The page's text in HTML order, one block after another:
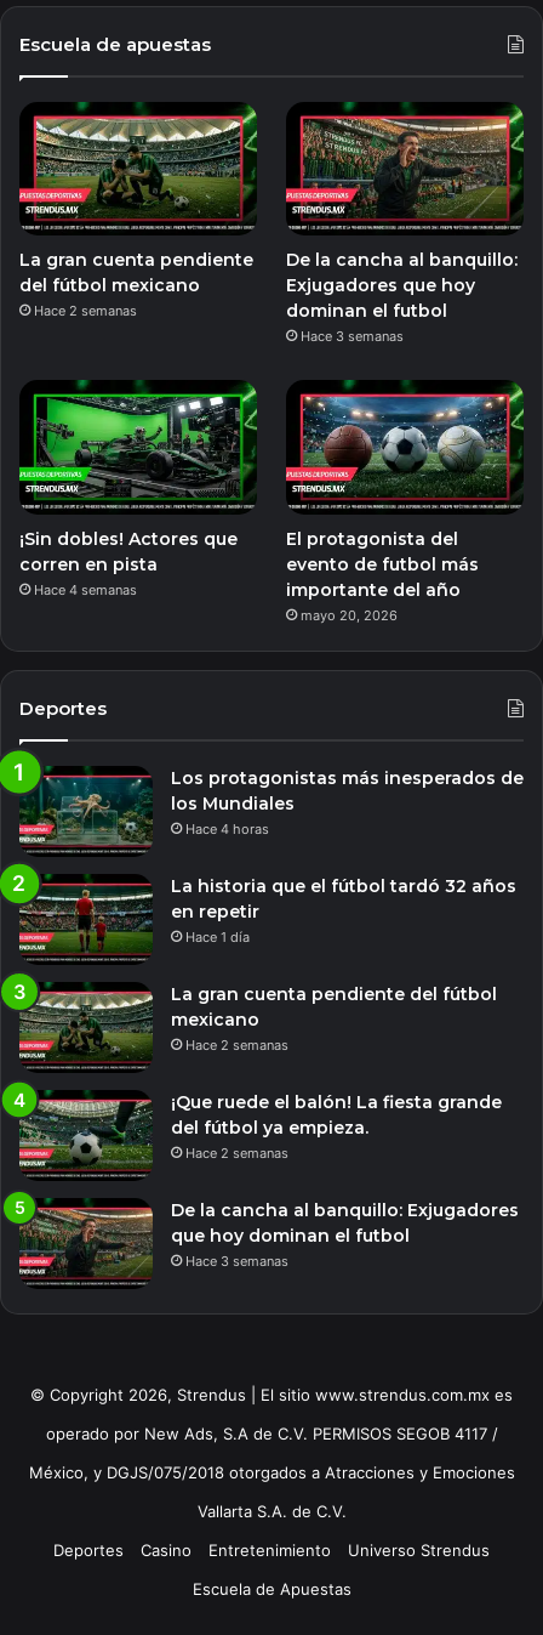
Escuela de apuestas
La gran cuenta pendiente
del fútbol mexicano
Hace 2 semanas
De la cancha al banquillo:
Exjugadores que hoy
dominan el futbol
Hace 3 semanas
¡Sin dobles! Actores que
corren en pista
Hace 4 semanas
El protagonista del
evento de futbol más
importante del año
mayo 20, 2026
Deportes
Los protagonistas más inesperados de
los Mundiales
Hace 4 horas
La historia que el fútbol tardó 32 años
en repetir
Hace 1 día
La gran cuenta pendiente del fútbol
mexicano
Hace 2 semanas
¡Que ruede el balón! La fiesta grande
del fútbol ya empieza.
Hace 2 semanas
De la cancha al banquillo: Exjugadores
que hoy dominan el futbol
Hace 3 semanas
© Copyright 2026, Strendus | El sitio www.strendus.com.mx es
operado por New Ads, S.A de C.V. PERMISOS SEGOB 4117 /
México, y DGJS/075/2018 otorgados a Atracciones y Emociones
Vallarta S.A. de C.V.
Deportes
Casino Entretenimiento
Universo Strendus
Escuela de Apuestas